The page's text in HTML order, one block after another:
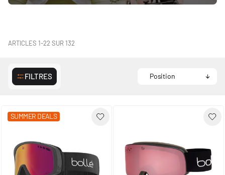
ARTICLES 1-22 SUR 132
FILTRES
SUMMER DEALS